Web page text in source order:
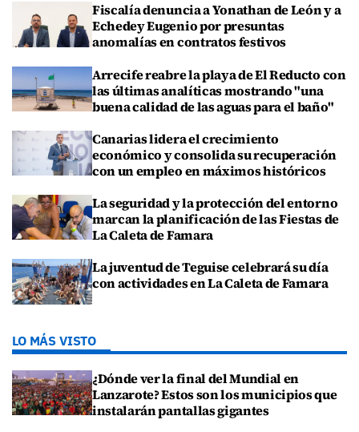
Fiscalía denuncia a Yonathan de León y a
Echedey Eugenio por presuntas
anomalías en contratos festivos
Arrecife reabre la playa de El Reducto con
las últimas analíticas mostrando "una
buena calidad de las aguas para el baño"
Canarias lidera el crecimiento
económico y consolida su recuperación
con un empleo en máximos históricos
La seguridad y la protección del entorno
marcan la planificación de las Fiestas de
La Caleta de Famara
La juventud de Teguise celebrará su día
con actividades en La Caleta de Famara
LO MÁS VISTO
¿Dónde ver la final del Mundial en
Lanzarote? Estos son los municipios que
instalarán pantallas gigantes